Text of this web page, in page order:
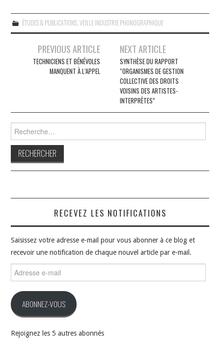
ÉTUDES & PUBLICATIONS,VEILLE INDUSTRIE PHONOGRAPHIQUE
NavigationPREVIOUS ARTICLE
TECHNICIENS ET BÉNÉVOLES
MANQUENT À L’APPEL
NEXT ARTICLE
SYNTHÈSE DU RAPPORT
“ORGANISMES DE GESTION
COLLECTIVE DES DROITS
VOISINS DES ARTISTES-
INTERPRÈTES”
Rechercher :
RECEVEZ LES NOTIFICATIONS
Saisissez votre adresse e-mail pour vous abonner à ce blog et
recevoir une notification de chaque nouvel article par e-mail.
Adresse
e-
ABONNEZ-VOUS
Rejoignez les 5 autres abonnés